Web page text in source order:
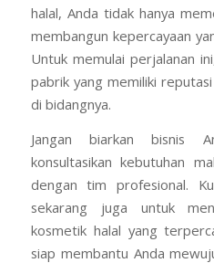
halal, Anda tidak hanya
membangun kepercayaan
Untuk memulai perjalanan
pabrik yang memiliki
di bidangnya.
Jangan biarkan bisnis
konsultasikan kebutuhan
dengan tim profesional.
sekarang juga untuk
kosmetik halal yang
siap membantu Anda